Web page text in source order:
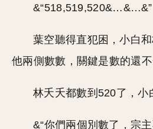
&“518,519,520&…&…&”
葉空聽得直犯困，小白
他兩側數數，關鍵是數的還不
林夭夭都數到520了，小
&“你們兩個別數了，宗